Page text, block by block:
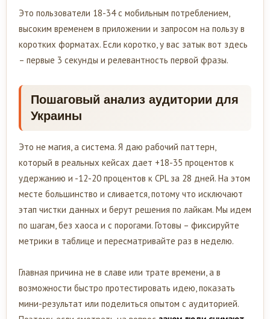
Это пользователи 18-34 с мобильным потреблением,
высоким временем в приложении и запросом на пользу в
коротких форматах. Если коротко, у вас затык вот здесь
– первые 3 секунды и релевантность первой фразы.
Пошаговый анализ аудитории для
Украины
Это не магия, а система. Я даю рабочий паттерн,
который в реальных кейсах дает +18-35 процентов к
удержанию и -12-20 процентов к CPL за 28 дней. На этом
месте большинство и сливается, потому что исключают
этап чистки данных и берут решения по лайкам. Мы идем
по шагам, без хаоса и с порогами. Готовы – фиксируйте
метрики в таблице и пересматривайте раз в неделю.
Главная причина не в славе или трате времени, а в
возможности быстро протестировать идею, показать
мини-результат или поделиться опытом с аудиторией.